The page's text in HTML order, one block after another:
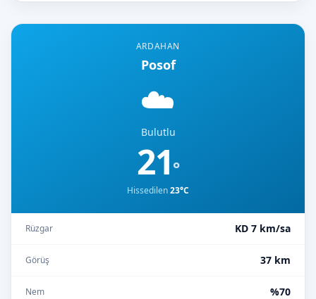
ARDAHAN
Posof
☁️
Bulutlu
21°
Hissedilen23°C
Rüzgar KD 7 km/sa
Görüş 37 km
Nem %70